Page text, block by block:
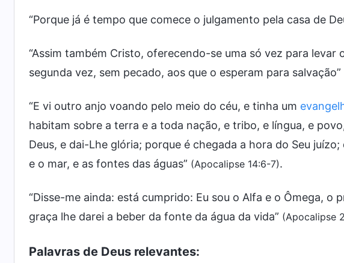
“Porque já é tempo que comece o julgamento pela casa de
“Assim também Cristo, oferecendo-se uma só vez para levar
segunda vez, sem pecado, aos que o esperam para salvação”
“E vi outro anjo voando pelo meio do céu, e tinha um
habitam sobre a terra e a toda nação, e tribo, e língua, e
Deus, e dai-Lhe glória; porque é chegada a hora do Seu
e o mar, e as fontes das águas” (Apocalipse 14:6-7).
“Disse-me ainda: está cumprido: Eu sou o Alfa e o Ômega, o
graça lhe darei a beber da fonte da água da vida” (Apocalipse
Palavras de Deus relevantes: